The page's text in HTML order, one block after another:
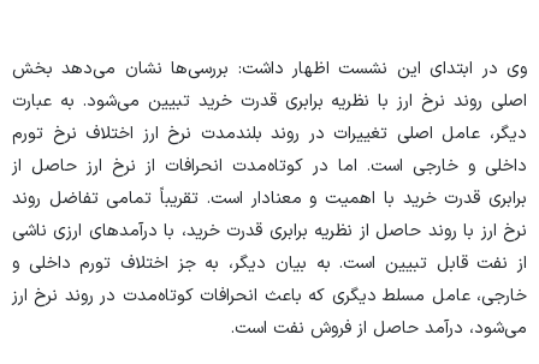
وی در ابتدای این نشست اظهار داشت: بررسی‌ها نشان می‌دهد بخش
اصلی روند نرخ ارز با نظریه برابری قدرت خرید تبیین می‌شود. به عبارت
دیگر، عامل اصلی تغییرات در روند بلندمدت نرخ ارز اختلاف نرخ تورم
داخلی و خارجی است. اما در کوتاه‌مدت انحرافات از نرخ ارز حاصل از
برابری قدرت خرید با اهمیت و معنادار است. تقریباً تمامی تفاضل روند
نرخ ارز با روند حاصل از نظریه برابری قدرت خرید، با درآمدهای ارزی ناشی
از نفت قابل تبیین است. به بیان دیگر، به جز اختلاف تورم داخلی و
خارجی، عامل مسلط دیگری که باعث انحرافات کوتاه‌مدت در روند نرخ ارز
می‌شود، درآمد حاصل از فروش نفت است.